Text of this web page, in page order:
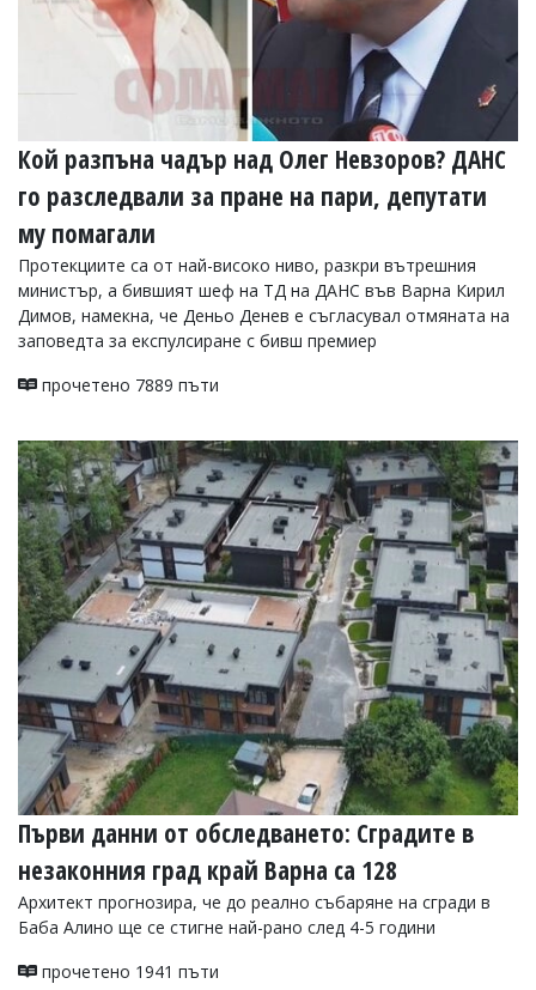
Кой разпъна чадър над Олег Невзоров? ДАНС
го разследвали за пране на пари, депутати
му помагали
Протекциите са от най-високо ниво, разкри вътрешния
министър, а бившият шеф на ТД на ДАНС във Варна Кирил
Димов, намекна, че Деньо Денев е съгласувал отмяната на
заповедта за експулсиране с бивш премиер
прочетено 7889 пъти
Първи данни от обследването: Сградите в
незаконния град край Варна са 128
Архитект прогнозира, че до реално събаряне на сгради в
Баба Алино ще се стигне най-рано след 4-5 години
прочетено 1941 пъти